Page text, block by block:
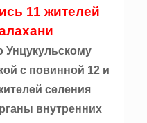
11 жителей
Унцукульскому
с повинной 12 и
селения
внутренних